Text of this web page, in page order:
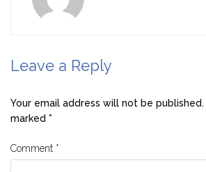
Leave a Reply
Your email address will not be published.
marked *
Comment *